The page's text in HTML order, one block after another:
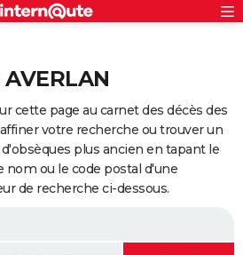
cette page au carnet des décès des
votre recherche ou trouver un
plus ancien en tapant le
nom ou le code postal d'une
de recherche ci-dessous.